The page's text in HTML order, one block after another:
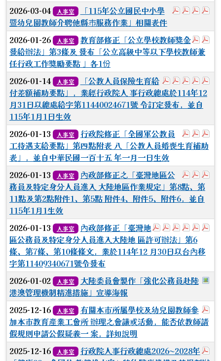
於彈跳視
於彈跳
於彈
2026-03-04 人事室
「115年公立國民中小學
暨幼兒園教師介聘他縣巿服務作業」相關表件
於彈
2026-01-26 人事室
教育部修正「公立學校教師獎金
發給辦法」第3條及 發布「公立高級中等以下學校教師兼
任行政工作獎勵要點 」各1份
於彈跳視窗
於彈跳視
於彈跳
於彈
2026-01-14 人事室
「公教人員保險生育給
付差額補助要點」，業經行政院人 事行政總處於114年12
月31日以總處給字第11440024671號 令訂定發布，並自
115年1月1日生效
於彈跳
於彈
2026-01-13 人事室
行政院修正「全國軍公教員
工待遇支給要點」第四點附表 八「公教人員婚喪生育補助
表」，並自中華民國一百十五 年一月一日生效
於彈跳
於彈
2026-01-13 人事室
內政部修正之「臺灣地區公
務員及特定身分人員進入 大陸地區作業規定」第8點、第
11點及第2點附件1、第5點 附件4、附件5、附件6，並自
115年1月1生效
於彈跳視窗觀
於彈跳視窗
於彈跳視
於彈跳
於彈
2026-01-13 人事室
內政部修正「臺灣地
區公務員及特定身分人員進入大陸地 區許可辦法」第6
條、第7條、第10條條文，業於114年12 月30日以台內移
字第11409340671號令發布
2026-01-02 人事室
大陸委員會製作「強化公務員赴陸
港澳管理機制精進措施」宣導海報
2025-12-16 人事室
有關本市所屬學校及幼兒園教師參
加本市教育產業工會所 辦理之會議或活動，能否依教師請
假規則申請公假疑義一 案，詳如說明
2025-12-16 人事室
行政院人事行政總處2026~2028年